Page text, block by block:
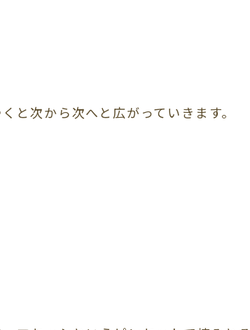
と次から次へと広がっていきます。